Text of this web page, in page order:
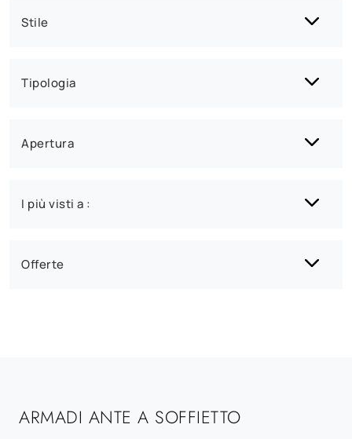
Stile
Tipologia
Apertura
I più visti a :
Offerte
ARMADI ANTE A SOFFIETTO